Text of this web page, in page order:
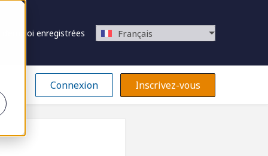
d’emploi enregistrées Français
Connexion Inscrivez-vous